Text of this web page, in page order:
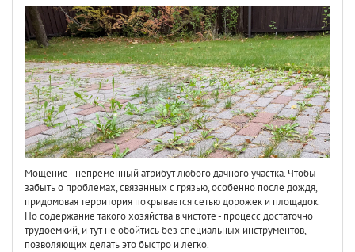
Мощение - непременный атрибут любого дачного участка. Чтобы
забыть о проблемах, связанных с грязью, особенно после дождя,
придомовая территория покрывается сетью дорожек и площадок.
Но содержание такого хозяйства в чистоте - процесс достаточно
трудоемкий, и тут не обойтись без специальных инструментов,
позволяющих делать это быстро и легко.